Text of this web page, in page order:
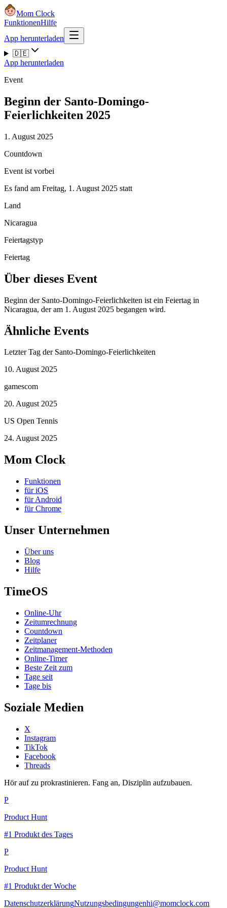
Mom Clock
FunktionenHilfe
App herunterladen
🇩🇪
App herunterladen
Event
Beginn der Santo-Domingo-
Feierlichkeiten 2025
1. August 2025
Countdown
Event ist vorbei
Es fand am Freitag, 1. August 2025 statt
Land
Nicaragua
Feiertagstyp
Feiertag
Über dieses Event
Beginn der Santo-Domingo-Feierlichkeiten ist ein Feiertag in
Nicaragua, der am 1. August 2025 begangen wird.
Ähnliche Events
Letzter Tag der Santo-Domingo-Feierlichkeiten
10. August 2025
gamescom
20. August 2025
US Open Tennis
24. August 2025
Mom Clock
Funktionen
für iOS
für Android
für Chrome
Unser Unternehmen
Über uns
Blog
Hilfe
TimeOS
Online-Uhr
Zeitumrechnung
Countdown
Zeitplaner
Zeitmanagement-Methoden
Online-Timer
Beste Zeit zum
Tage seit
Tage bis
Soziale Medien
X
Instagram
TikTok
Facebook
Threads
Hör auf zu prokrastinieren. Fang an, Disziplin aufzubauen.
P
Product Hunt
#1 Produkt des Tages
P
Product Hunt
#1 Produkt der Woche
DatenschutzerklärungNutzungsbedingungenhi@momclock.com